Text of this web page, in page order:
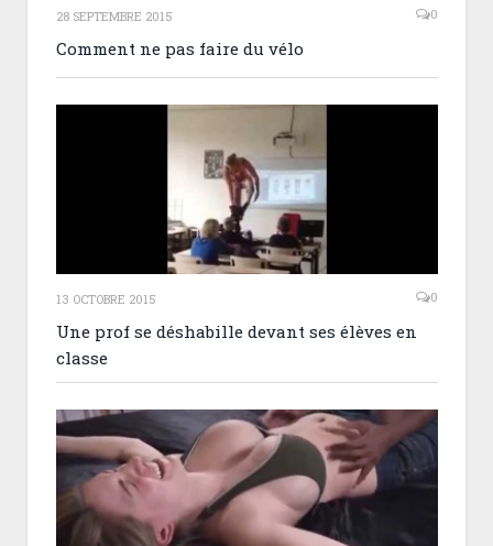
28 SEPTEMBRE 2015 0
Comment ne pas faire du vélo
13 OCTOBRE 2015 0
Une prof se déshabille devant ses élèves en
classe